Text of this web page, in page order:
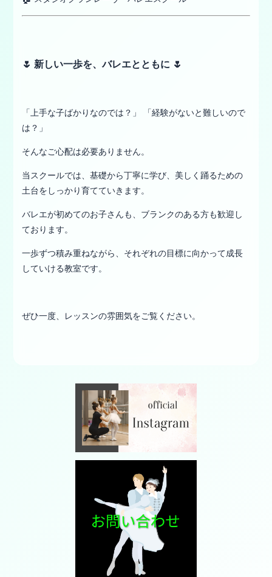
🌷 新しい一歩を、バレエとともに 🌷
「上手な子ばかりなのでは？」 「経験がないと難しいので
は？」
そんなご心配は必要ありません。
当スクールでは、基礎から丁寧に学び、美しく踊るための
土台をしっかり育てていきます。
バレエが初めてのお子さんも、ブランクのある方も歓迎し
ております。
一歩ずつ積み重ねながら、それぞれの目標に向かって成長
していける教室です。
ぜひ一度、レッスンの雰囲気をご覧ください。